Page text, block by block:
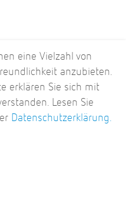
machen die digitale
Sicherheitsstandards für
ein tolles „grünes“
hohen Energieeffizienz.
eine Vielzahl von
anzubieten.
erklären Sie sich mit
Lesen Sie
Datenschutzerklärung.